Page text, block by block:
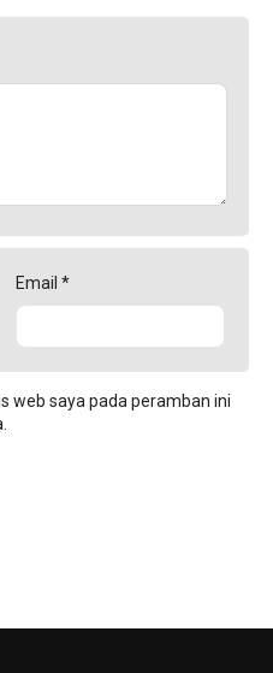
Email *
web saya pada peramban ini